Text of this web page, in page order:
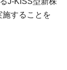
することを